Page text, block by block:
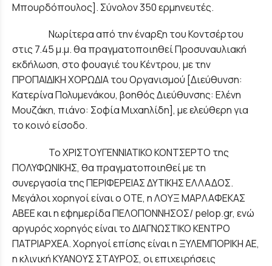
Μπουρδόπουλος]. Σύνολον 350 ερμηνευτές.
Νωρίτερα από την έναρξη του Κοντσέρτου
στις 7.45 μ.μ. θα πραγματοποιηθεί Προσυναυλιακή
εκδήλωση, στο φουαγιέ του Κέντρου, με την
ΠΡΟΠΑΙΔΙΚΗ ΧΟΡΩΔΙΑ του Οργανισμού [Διεύθυνση:
Κατερίνα Πολυμενάκου, βοηθός Διεύθυνσης: Ελένη
Μουζάκη, πιάνο: Σοφία Μιχαηλίδη], με ελεύθερη για
το κοινό είσοδο.
Το ΧΡΙΣΤΟΥΓΕΝΝΙΑΤΙΚΟ ΚΟΝΤΣΕΡΤΟ της
ΠΟΛΥΦΩΝΙΚΗΣ, θα πραγματοποιηθεί με τη
συνεργασία της ΠΕΡΙΦΕΡΕΙΑΣ ΔΥΤΙΚΗΣ ΕΛΛΑΔΟΣ.
Μεγάλοι χορηγοί είναι ο ΟΤΕ, η ΛΟΥΞ ΜΑΡΛΑΦΕΚΑΣ
ΑΒΕΕ και η εφημερίδα ΠΕΛΟΠΟΝΝΗΣΟΣ/ pelop.gr, ενώ
αργυρός χορηγός είναι το ΔΙΑΓΝΩΣΤΙΚΟ ΚΕΝΤΡΟ
ΠΑΤΡΙΑΡΧΕΑ. Χορηγοί επίσης είναι η ΞΥΛΕΜΠΟΡΙΚΗ ΑΕ,
η κλινική ΚΥΑΝΟΥΣ ΣΤΑΥΡΟΣ, οι επιχειρήσεις